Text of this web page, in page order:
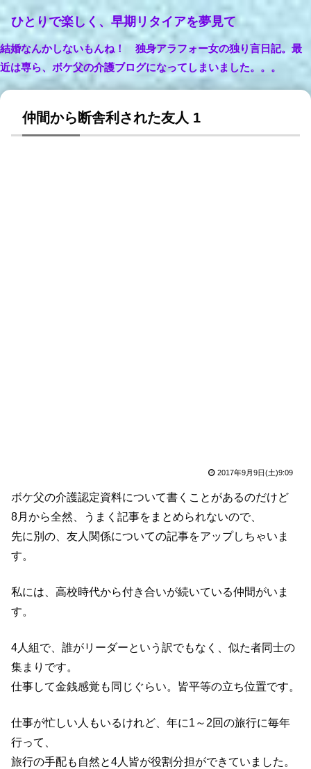
ひとりで楽しく、早期リタイアを夢見て
結婚なんかしないもんね！ 独身アラフォー女の独り言日記。最
近は専ら、ボケ父の介護ブログになってしまいました。。。
仲間から断舎利された友人 1
2017年9月9日(土)9:09
ボケ父の介護認定資料について書くことがあるのだけど
8月から全然、うまく記事をまとめられないので、
先に別の、友人関係についての記事をアップしちゃいま
す。
私には、高校時代から付き合いが続いている仲間がいま
す。
4人組で、誰がリーダーという訳でもなく、似た者同士の
集まりです。
仕事して金銭感覚も同じぐらい。皆平等の立ち位置です。
仕事が忙しい人もいるけれど、年に1～2回の旅行に毎年
行って、
旅行の手配も自然と4人皆が役割分担ができていました。